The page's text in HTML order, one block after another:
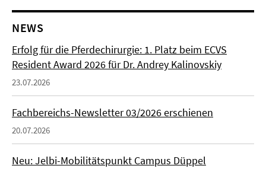
NEWS
Erfolg für die Pferdechirurgie: 1. Platz beim ECVS
Resident Award 2026 für Dr. Andrey Kalinovskiy
23.07.2026
Fachbereichs-Newsletter 03/2026 erschienen
20.07.2026
Neu: Jelbi-Mobilitätspunkt Campus Düppel